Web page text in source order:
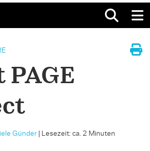
PAGE
Günder Lesezeit: ca. 2 Minuten